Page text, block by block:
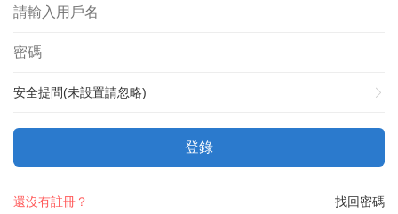
安全提問(未設置請忽略)
登錄
找回密碼
還沒有註冊？